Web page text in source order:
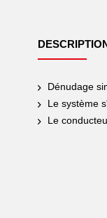
Dénudage
Le système
Le